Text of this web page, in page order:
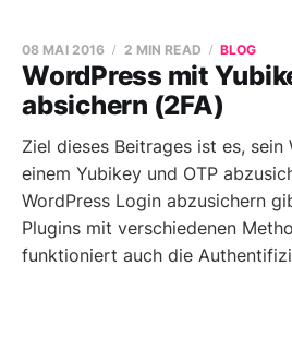
WordPress mit
absichern (2FA)
08 MAI 2016 2 MIN READ BLOG
Ziel dieses Beitrages ist es, sein
einem Yubikey und OTP
WordPress Login abzusichern
Plugins mit verschiedenen
funktioniert auch die